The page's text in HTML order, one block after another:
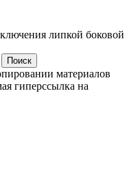
липкой боковой
материалов
гиперссылка на